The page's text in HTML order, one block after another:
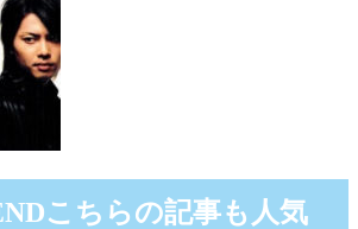
こちらの記事も人気